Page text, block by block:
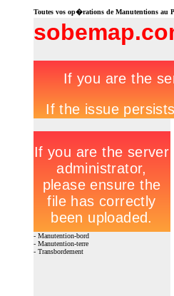
Toutes vos op�rations de Manutentions au
- Manutention-bord
- Manutention-terre
- Transbordement